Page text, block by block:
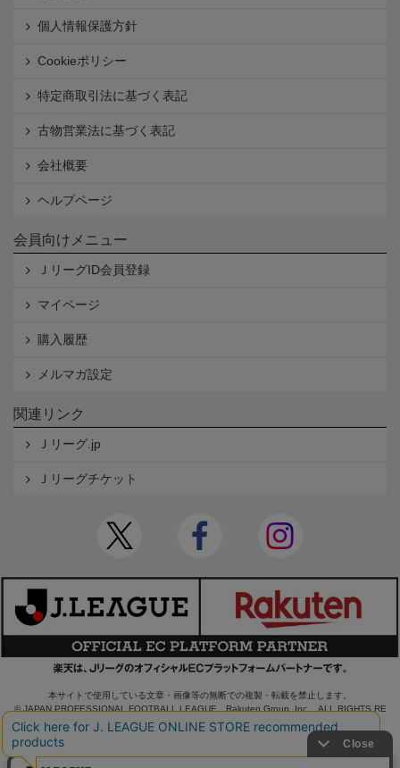
個人情報保護方針
Cookieポリシー
特定商取引法に基づく表記
古物営業法に基づく表記
会社概要
ヘルプページ
会員向けメニュー
ＪリーグID会員登録
マイページ
購入履歴
メルマガ設定
関連リンク
Ｊリーグ.jp
Ｊリーグチケット
本サイトで使用している文章・画像等の無断での複製・転載を禁止します。
© JAPAN PROFESSIONAL FOOTBALL LEAGUE Rakuten Group, Inc. ALL RIGHTS RE
SERVED.